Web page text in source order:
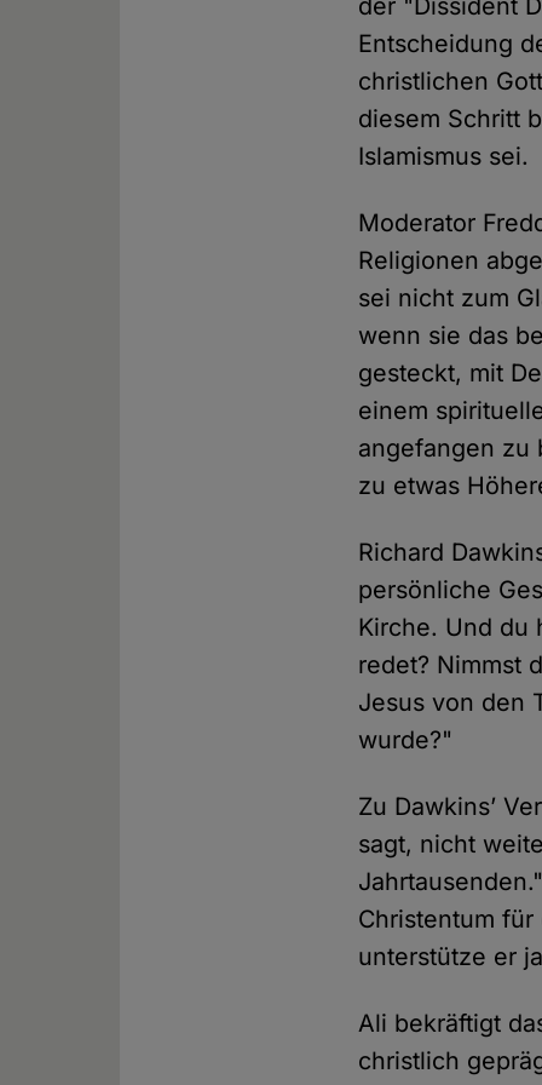
der "Dissident
Entscheidung
christlichen
diesem Schritt
Islamismus sei.
Moderator
Religionen
sei nicht zum
wenn sie das
gesteckt, mit
einem
angefangen zu
zu etwas
Richard
persönliche
Kirche. Und du
redet? Nimmst
Jesus von den
wurde?"
Zu Dawkins’
sagt, nicht
Christentum
unterstütze er
Ali bekräftigt
christlich